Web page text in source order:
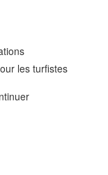
les turfistes